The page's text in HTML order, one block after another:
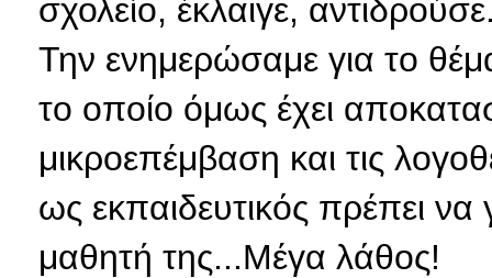
σχολείο, έκλαιγε,
Την ενημερώσαμε για το
το οποίο όμως έχει
μικροεπέμβαση και τις
ως εκπαιδευτικός πρέπει να
μαθητή της...Μέγα λάθος!